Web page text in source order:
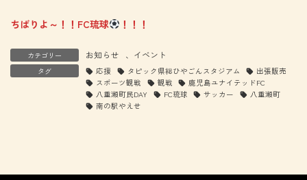
ちばりよ～！！FC琉球 ！！！
カテゴリー お知らせ 、 イベント
タグ 応援 タピック県総ひやごんスタジアム
出張販売
スポーツ観戦
観戦
鹿児島ユナイテッドFC
八重瀬町民DAY
FC琉球 サッカー
八重瀬町
南の駅やえせ